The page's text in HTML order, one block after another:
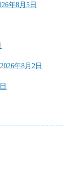
年8月5日
2026年8月2日